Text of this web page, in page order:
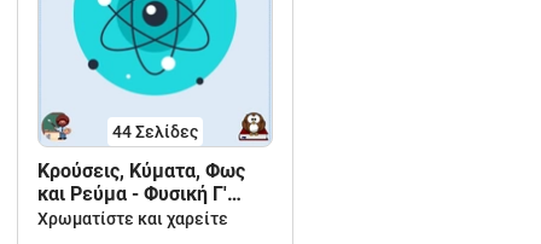
44Σελίδες
Κρούσεις, Κύματα, Φως
και Ρεύμα - Φυσική Γ'
Λυκείου με Πειράματα
Χρωματίστε και χαρείτε